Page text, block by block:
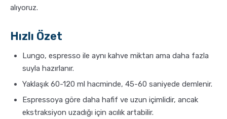
Sporcu Kahveleri
alıyoruz.
Hızlı Özet
Lungo, espresso ile aynı kahve miktarı ama daha fazla
suyla hazırlanır.
Yaklaşık 60-120 ml hacminde, 45-60 saniyede demlenir.
Espressoya göre daha hafif ve uzun içimlidir, ancak
ekstraksiyon uzadığı için acılık artabilir.